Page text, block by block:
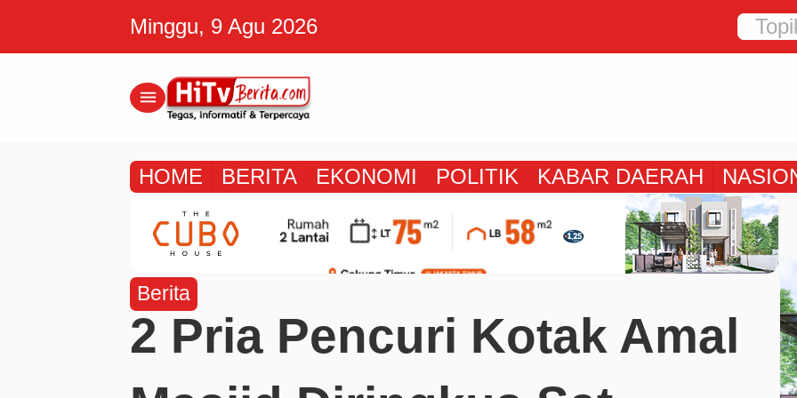
Minggu, 9 Agu 2026
menu
HOME BERITA EKONOMI POLITIK KABAR DAERAH
Berita
2 Pria Pencuri Kotak Amal